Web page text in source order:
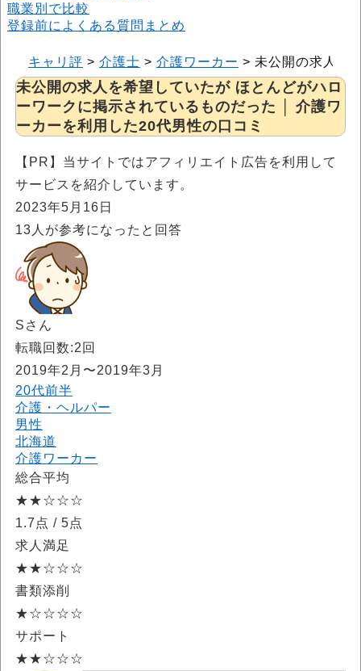
職業別で比較
登録前によくある質問まとめ
キャリ評 > 介護士 > 介護ワーカー > 未公開の求人を
未公開の求人を希望していたが ほとんどがハロ
ーワークに掲示されているものだった │ 介護ワ
ーカーを利用した20代男性の口コミ
【PR】当サイトではアフィリエイト広告を利用して
サービスを紹介しています。
2023年5月16日
13 人が参考になったと回答
Sさん
転職回数:2回
2019年2月〜2019年3月
20代前半
介護・ヘルパー
男性
北海道
介護ワーカー
総合平均
★★☆☆☆
1.7点 / 5点
求人満足
★★☆☆☆
書類添削
★☆☆☆☆
サポート
★★☆☆☆